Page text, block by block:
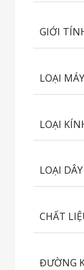
GIỚI
LOẠI MÁY
LOẠI
LOẠI DÂY
CHẤT
ĐƯỜNG